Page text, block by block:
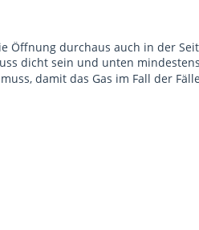
Öffnung durchaus auch in der
dicht sein und unten
damit das Gas im Fall der